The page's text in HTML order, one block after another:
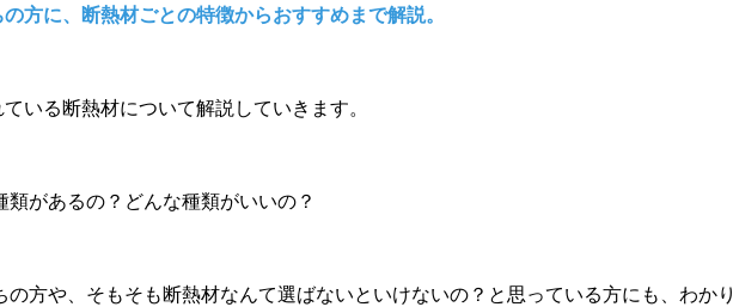
方に、断熱材ごとの特徴からおすすめまで解説。
いる断熱材について解説していきます。
類があるの？どんな種類がいいの？
の方や、そもそも断熱材なんて選ばないといけないの？と思っている方にも、わかり